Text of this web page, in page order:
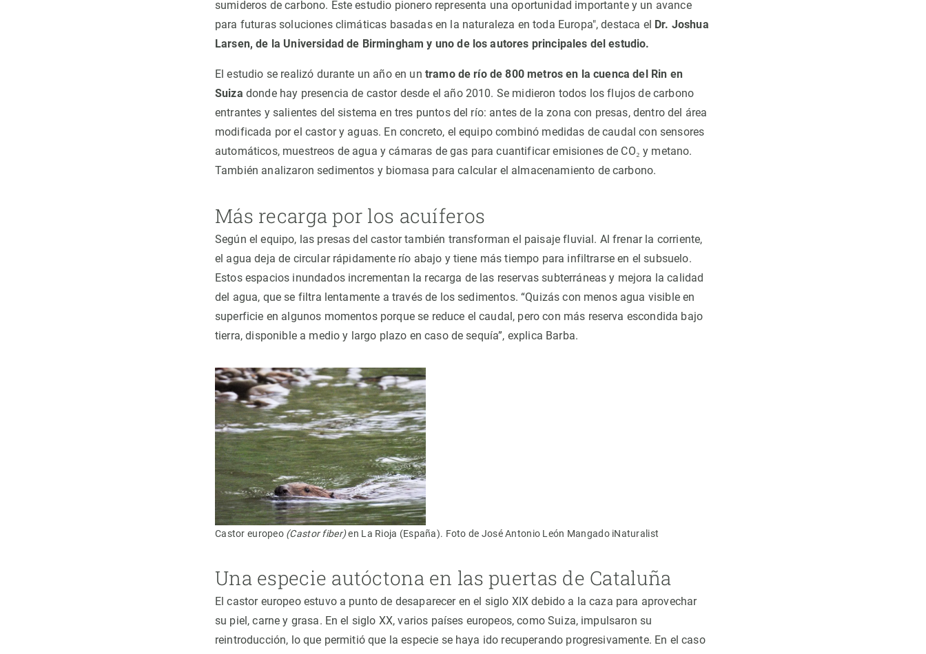
sumideros de carbono. Este estudio pionero representa una oportunidad importante y un avance
para futuras soluciones climáticas basadas en la naturaleza en toda Europa", destaca el Dr. Joshua
Larsen, de la Universidad de Birmingham y uno de los autores principales del estudio.
El estudio se realizó durante un año en un tramo de río de 800 metros en la cuenca del Rin en
Suiza donde hay presencia de castor desde el año 2010. Se midieron todos los flujos de carbono
entrantes y salientes del sistema en tres puntos del río: antes de la zona con presas, dentro del área
modificada por el castor y aguas. En concreto, el equipo combinó medidas de caudal con sensores
automáticos, muestreos de agua y cámaras de gas para cuantificar emisiones de CO₂ y metano.
También analizaron sedimentos y biomasa para calcular el almacenamiento de carbono.
Más recarga por los acuíferos
Según el equipo, las presas del castor también transforman el paisaje fluvial. Al frenar la corriente,
el agua deja de circular rápidamente río abajo y tiene más tiempo para infiltrarse en el subsuelo.
Estos espacios inundados incrementan la recarga de las reservas subterráneas y mejora la calidad
del agua, que se filtra lentamente a través de los sedimentos. “Quizás con menos agua visible en
superficie en algunos momentos porque se reduce el caudal, pero con más reserva escondida bajo
tierra, disponible a medio y largo plazo en caso de sequía”, explica Barba.
Castor europeo (Castor fiber)en La Rioja (España). Foto de José Antonio León Mangado iNaturalist
Una especie autóctona en las puertas de Cataluña
El castor europeo estuvo a punto de desaparecer en el siglo XIX debido a la caza para aprovechar
su piel, carne y grasa. En el siglo XX, varios países europeos, como Suiza, impulsaron su
reintroducción, lo que permitió que la especie se haya ido recuperando progresivamente. En el caso